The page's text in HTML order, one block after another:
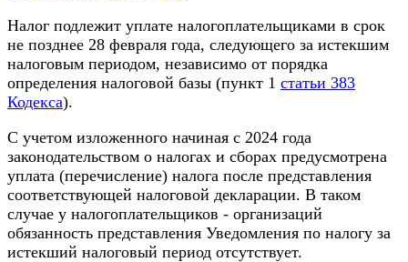
Налог подлежит уплате налогоплательщиками в срок
не позднее 28 февраля года, следующего за истекшим
налоговым периодом, независимо от порядка
определения налоговой базы (пункт 1 статьи 383
Кодекса).
С учетом изложенного начиная с 2024 года
законодательством о налогах и сборах предусмотрена
уплата (перечисление) налога после представления
соответствующей налоговой декларации. В таком
случае у налогоплательщиков - организаций
обязанность представления Уведомления по налогу за
истекший налоговый период отсутствует.